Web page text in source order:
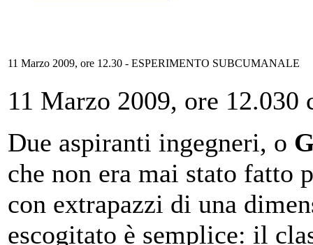
11 Marzo 2009, ore 12.30 - ESPERIMENTO SUBCUMANALE
11 Marzo 2009, ore 12.030
Due aspiranti ingegneri, o
che non era mai stato fatto
con extrapazzi di una
escogitato è semplice: il